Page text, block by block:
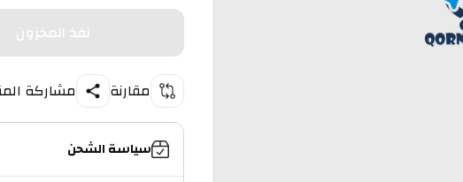
نفذ المخزون
مقارنة مشاركة
سياسة الشحن